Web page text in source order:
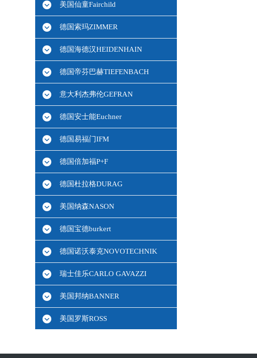
美国仙童Fairchild
德国索玛ZIMMER
德国海德汉HEIDENHAIN
德国帝芬巴赫TIEFENBACH
意大利杰弗伦GEFRAN
德国安士能Euchner
德国易福门IFM
德国倍加福P+F
德国杜拉格DURAG
美国纳森NASON
德国宝德burkert
德国诺沃泰克NOVOTECHNIK
瑞士佳乐CARLO GAVAZZI
美国邦纳BANNER
美国罗斯ROSS